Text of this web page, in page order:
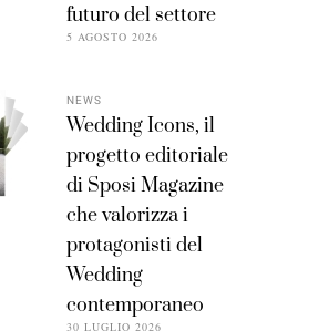
futuro del settore
5 AGOSTO 2026
NEWS
Wedding Icons, il
progetto editoriale
di Sposi Magazine
che valorizza i
protagonisti del
Wedding
contemporaneo
30 LUGLIO 2026